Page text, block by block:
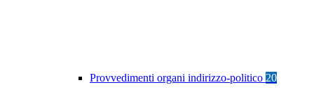
Provvedimenti organi indirizzo-politico 20